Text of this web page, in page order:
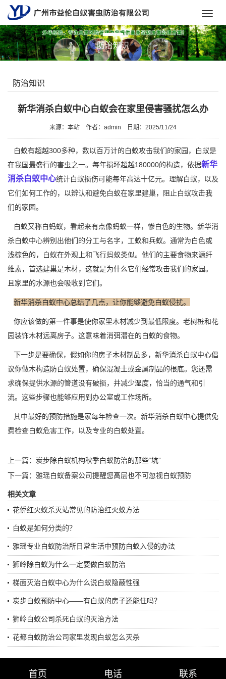
防治知识
防治知识
新华消杀白蚁中心白蚁会在家里侵害骚扰怎么办
来源：本站 作者：admin 日期：2025/11/24
白蚁有超越300多种，数以百万计的白蚁攻击我们的家园，白蚁是
在我国最盛行的害虫之一。每年损坏超越180000的构造，依据新华
消杀白蚁中心统计白蚁损伤可能每年高达十亿元。理解白蚁，以及
它们如何工作的，以辨认和避免白蚁在家里建巢，阻止白蚁攻击我
们的家园。
白蚁又称白蚂蚁，看起来有点像蚂蚁一样，惨白色的生物。新华消
杀白蚁中心辨别出他们的分工与名字，工蚁和兵蚁。通常为白色或
浅棕色的，白蚁在外观上和飞行蚂蚁类似。他们的主要食物来源纤
维素，首选建巢是木材，这就是为什么它们经常攻击我们的家园。
且家里的水源也会吸收到它们。
新华消杀白蚁中心总结了几点，让你能够避免白蚁侵扰。
你应该做的第一件事是使你家里木材减少到最低限度。老树桩和花
园装饰木材远离房子。这意味着消弭潜在的白蚁的食物。
下一步是要确保，假如你的房子木材制品多，新华消杀白蚁中心倡
议你做木构造防白蚁处置，确保混凝土或金属制品的根底。您还需
求确保提供水源的管道没有破损，并减少湿度，恰当的通气和引
流。这些步骤也能够应用到办公室或工作场所。
其中最好的预防措施是家每年检查一次。新华消杀白蚁中心提供免
费检查白蚁危害工作，以及专业的白蚁处置。
上一篇： 炭步除白蚁机构秋季白蚁防治的那些“坑”
下一篇： 雅瑶白蚁备案公司提醒您高层也不可忽视白蚁预防
相关文章
花侨红火蚁杀灭站常见的防治红火蚁方法
白蚁是如何分类的？
雅瑶专业白蚁防治所日常生活中预防白蚁入侵的办法
狮岭除白蚁为什么一定要做白蚁防治
梯面灭治白蚁中心为什么说白蚁隐蔽性强
炭步白蚁预防中心——有白蚁的房子还能住吗？
狮岭白蚁公司杀死白蚁的灭治方法
花都白蚁防治公司家里发现白蚁怎么灭杀
版权所有：广州市益伦白蚁害虫防治有限公司
首页 电话 联系